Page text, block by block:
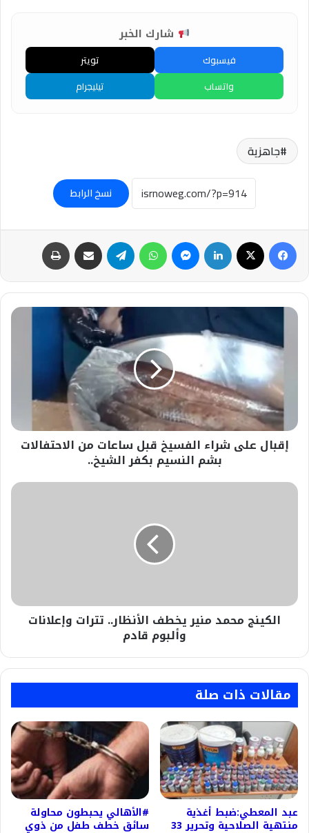
شارك الخبر
فيسبوك
تويتر
واتساب
تيليجرام
جاهزية
نسخ الرابط
فيسبوك لينكدإن ماسنجر واتساب تيلقرام مشاركة عبر البريد
إقبال
الفسيخ
ساعات
الاحتفالات
بشم
النسيم
بكفر
إقبال على شراء الفسيخ قبل ساعات من الاحتفالات
بشم النسيم بكفر الشيخ..
الكينج
قادم
الكينج محمد منير يخطف الأنظار.. تترات وإعلانات
وألبوم قادم
مقالات ذات صلة
عبد المعطي:ضبط أغذية
منتهية الصلاحية وتحرير 33
#الأهالي يحبطون محاولة
سائق خطف طفل من ذوي